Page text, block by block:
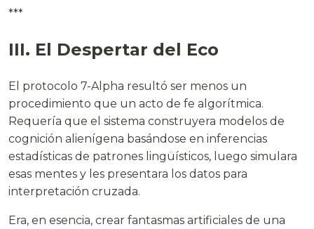
***
III. El Despertar del Eco
El protocolo 7-Alpha resultó ser menos un
procedimiento que un acto de fe algorítmica.
Requería que el sistema construyera modelos de
cognición alienígena basándose en inferencias
estadísticas de patrones lingüísticos, luego simulara
esas mentes y les presentara los datos para
interpretación cruzada.
Era, en esencia, crear fantasmas artificiales de una